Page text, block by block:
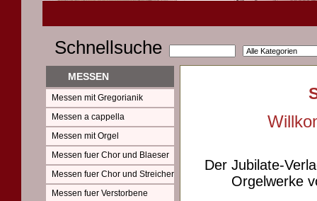
Schnellsuche
MESSEN
Messen mit Gregorianik
Messen a cappella
Messen mit Orgel
Messen fuer Chor und Blaeser
Messen fuer Chor und Streicher
Messen fuer Verstorbene
Der Jubilate-
Orgelwerke